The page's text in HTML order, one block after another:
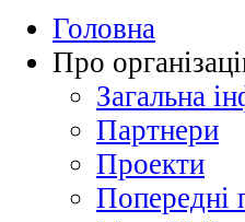
Головна
Про
Загальна
Партнери
Проекти
Попередні